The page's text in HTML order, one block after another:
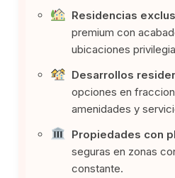
Residencias
premium con
ubicaciones
Desarrollos
opciones en
amenidades y
Propiedades con
seguras en zonas
constante.